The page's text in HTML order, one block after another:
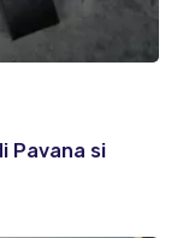
Pavana si